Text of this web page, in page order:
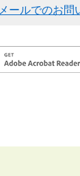
メールでのお問